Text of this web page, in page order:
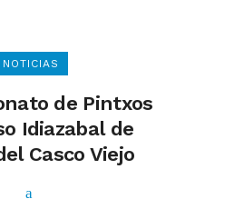
NOTICIAS
de Pintxos
Idiazabal de
Casco Viejo